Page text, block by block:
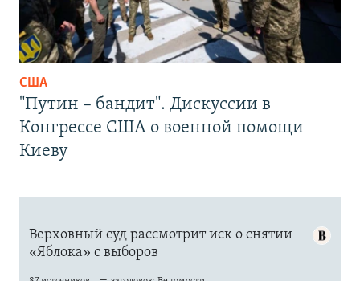
США
"Путин – бандит". Дискуссии в
Конгрессе США о военной помощи
Киеву